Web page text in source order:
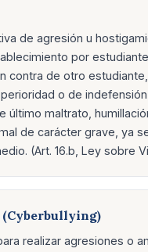
de agresión u
por
contra de otro
o de
último maltrato,
de carácter grave, ya
(Art. 16.b, Ley sobre
(Cyberbullying)
realizar agresiones o